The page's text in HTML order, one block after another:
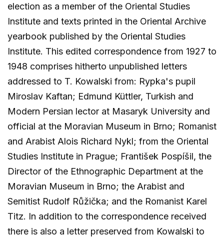
election as a member of the Oriental Studies
Institute and texts printed in the Oriental Archive
yearbook published by the Oriental Studies
Institute. This edited correspondence from 1927 to
1948 comprises hitherto unpublished letters
addressed to T. Kowalski from: Rypka's pupil
Miroslav Kaftan; Edmund Küttler, Turkish and
Modern Persian lector at Masaryk University and
official at the Moravian Museum in Brno; Romanist
and Arabist Alois Richard Nykl; from the Oriental
Studies Institute in Prague; František Pospíšil, the
Director of the Ethnographic Department at the
Moravian Museum in Brno; the Arabist and
Semitist Rudolf Růžička; and the Romanist Karel
Titz. In addition to the correspondence received
there is also a letter preserved from Kowalski to